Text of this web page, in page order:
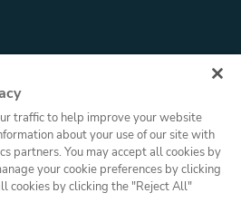
シーポリシー
プレス
Plastics Corporation. All Rights
traffic to help improve your website
about your use of our site with
partners. You may accept all cookies by
your cookie preferences by clicking
cookies by clicking the "Reject All"